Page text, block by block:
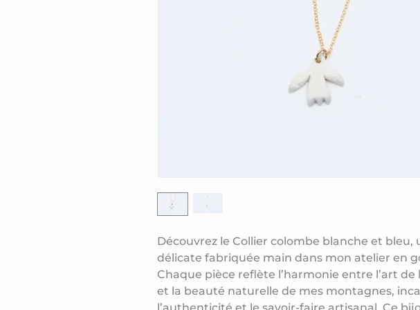
Découvrez le Collier colombe blanche et bleu,
délicate fabriquée main dans mon atelier en
Chaque pièce reflète l’harmonie entre l’art de
et la beauté naturelle de mes montagnes,